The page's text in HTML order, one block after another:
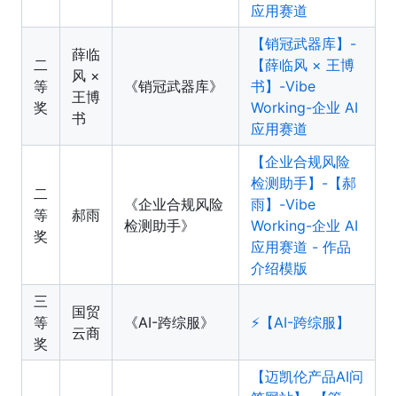
应用赛道
二
等
奖
薛临
风 ×
王博
书
《销冠武器库》
【销冠武器库】-
【薛临风 × 王博
书】-Vibe
Working-企业 AI
应用赛道
二
等
奖
郝雨
《企业合规风险
检测助手》
【企业合规风险
检测助手】-【郝
雨】-Vibe
Working-企业 AI
应用赛道 - 作品
介绍模版
三
等
奖
国贸
云商
《AI-跨综服》 ⚡️【AI-跨综服】
【迈凯伦产品AI问